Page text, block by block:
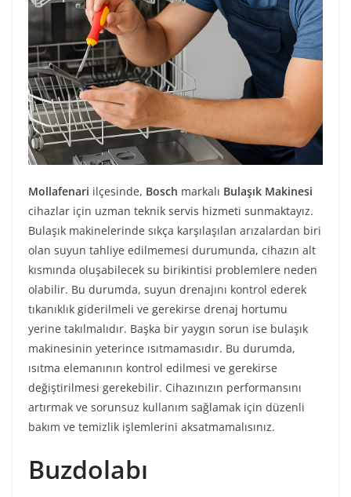
Mollafenari ilçesinde, Bosch markalı Bulaşık Makinesi
cihazlar için uzman teknik servis hizmeti sunmaktayız.
Bulaşık makinelerinde sıkça karşılaşılan arızalardan biri
olan suyun tahliye edilmemesi durumunda, cihazın alt
kısmında oluşabilecek su birikintisi problemlere neden
olabilir. Bu durumda, suyun drenajını kontrol ederek
tıkanıklık giderilmeli ve gerekirse drenaj hortumu
yerine takılmalıdır. Başka bir yaygın sorun ise bulaşık
makinesinin yeterince ısıtmamasıdır. Bu durumda,
ısıtma elemanının kontrol edilmesi ve gerekirse
değiştirilmesi gerekebilir. Cihazınızın performansını
artırmak ve sorunsuz kullanım sağlamak için düzenli
bakım ve temizlik işlemlerini aksatmamalısınız.
Buzdolabı